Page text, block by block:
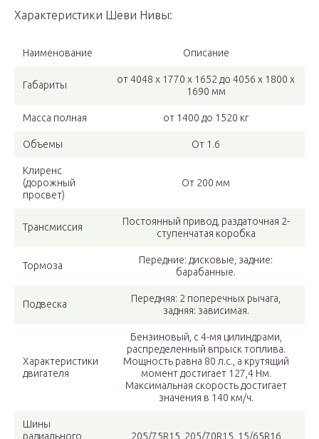
Характеристики Шеви Нивы:
Наименование Описание
Габариты
от 4048 x 1770 x 1652 до 4056 x 1800 x
1690 мм
Масса полная от 1400 до 1520 кг
Объемы От 1.6
Клиренс
(дорожный
просвет)
От 200 мм
Трансмиссия
Постоянный привод, раздаточная 2-
ступенчатая коробка
Тормоза
Передние: дисковые, задние:
барабанные.
Подвеска
Передняя: 2 поперечных рычага,
задняя: зависимая.
Характеристики
двигателя
Бензиновый, с 4-мя цилиндрами,
распределенный впрыск топлива.
Мощность равна 80 л.с., а крутящий
момент достигает 127,4 Нм.
Максимальная скорость достигает
значения в 140 км/ч.
Шины
радиального
205/75R15, 205/70R15, 15/65R16